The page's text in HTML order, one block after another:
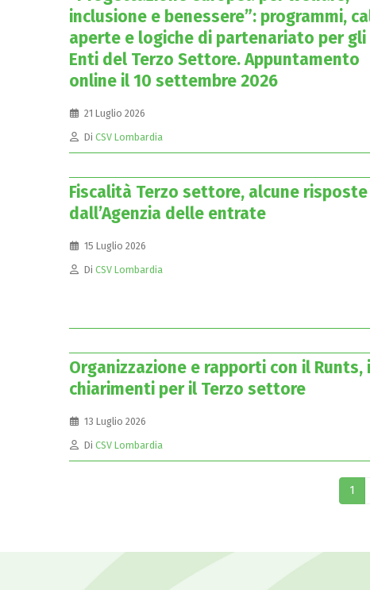
inclusione e benessere”: programmi,
aperte e logiche di partenariato per gli
Enti del Terzo Settore. Appuntamento
online il 10 settembre 2026
21 Luglio 2026
Di CSV Lombardia
Fiscalità Terzo settore, alcune risposte
dall’Agenzia delle entrate
15 Luglio 2026
Di CSV Lombardia
Organizzazione e rapporti con il Runts, i
chiarimenti per il Terzo settore
13 Luglio 2026
Di CSV Lombardia
1